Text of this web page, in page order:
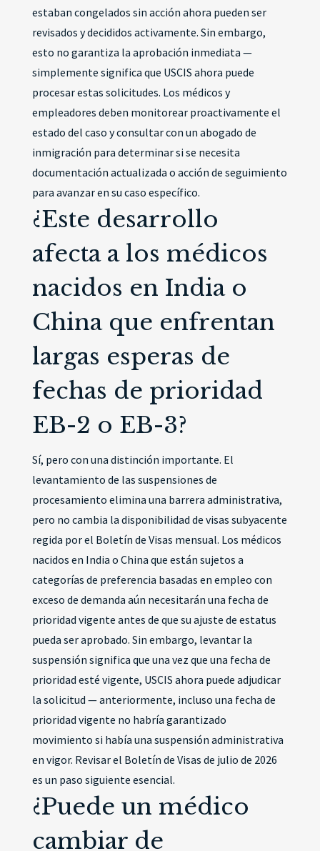
estaban congelados sin acción ahora pueden ser
revisados y decididos activamente. Sin embargo,
esto no garantiza la aprobación inmediata —
simplemente significa que USCIS ahora puede
procesar estas solicitudes. Los médicos y
empleadores deben monitorear proactivamente el
estado del caso y consultar con un abogado de
inmigración para determinar si se necesita
documentación actualizada o acción de seguimiento
para avanzar en su caso específico.
¿Este desarrollo
afecta a los médicos
nacidos en India o
China que enfrentan
largas esperas de
fechas de prioridad
EB-2 o EB-3?
Sí, pero con una distinción importante. El
levantamiento de las suspensiones de
procesamiento elimina una barrera administrativa,
pero no cambia la disponibilidad de visas subyacente
regida por el Boletín de Visas mensual. Los médicos
nacidos en India o China que están sujetos a
categorías de preferencia basadas en empleo con
exceso de demanda aún necesitarán una fecha de
prioridad vigente antes de que su ajuste de estatus
pueda ser aprobado. Sin embargo, levantar la
suspensión significa que una vez que una fecha de
prioridad esté vigente, USCIS ahora puede adjudicar
la solicitud — anteriormente, incluso una fecha de
prioridad vigente no habría garantizado
movimiento si había una suspensión administrativa
en vigor. Revisar el Boletín de Visas de julio de 2026
es un paso siguiente esencial.
¿Puede un médico
cambiar de